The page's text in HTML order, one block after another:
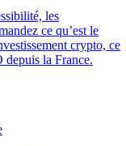
les
ce qu’est le
crypto, ce
depuis la France.